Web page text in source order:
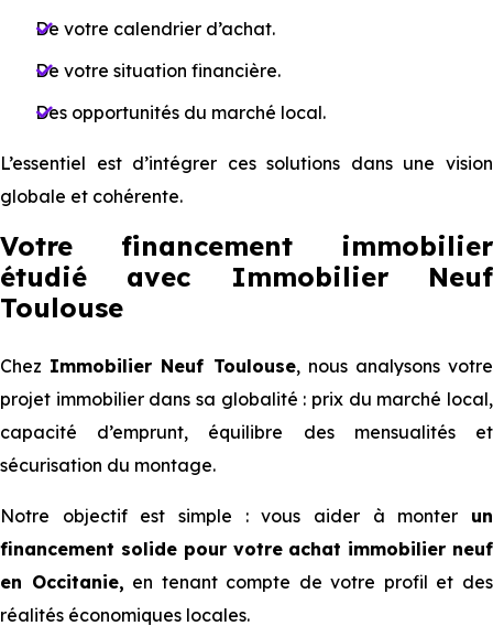
De votre calendrier d’achat.
De votre situation financière.
Des opportunités du marché local.
L’⁠⁠essentiel est d’intégrer ces solutions dans une vision
globale et cohérente.
Votre financement immobilier
étudié avec Immobilier Neuf
Toulouse
Chez Immobilier Neuf Toulouse, nous analysons votre
projet immobilier dans sa globalité : prix du marché local,
capacité d’emprunt, équilibre des mensualités et
sécurisation du montage.
Notre objectif est simple : vous aider à monter un
financement solide pour votre achat immobilier neuf
en Occitanie, en tenant compte de votre profil et des
réalités économiques locales.